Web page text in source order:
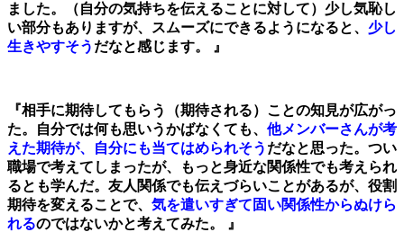
ました。（自分の気持ちを伝えることに対して） 少し気恥し
い部分もありますが、スムーズにできるようになると、 少し
生きやすそう だなと感じます。 』
『相手に期待してもらう（期待される）ことの知見が広がっ
た。自分では何も思いうかばなくても、 他メンバーさんが考
えた期待が、自分にも当てはめられそう だなと思った。つい
職場で考えてしまったが、もっと身近な関係性でも考えられ
るとも学んだ。友人関係でも伝えづらいことがあるが、役割
期待を変えることで、 気を遣いすぎて固い関係性からぬけら
れるのではないかと考えてみた。 』